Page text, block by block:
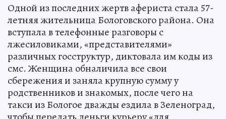
Одной из последних жертв афериста стала 57-
летняя жительница Бологовского района. Она
вступала в телефонные разговоры с
лжесиловиками, «представителями»
различных госструктур, диктовала им коды из
смс. Женщина обналичила все свои
сбережения и заняла крупную сумму у
родственников и знакомых, после чего на
такси из Бологое дважды ездила в Зеленоград,